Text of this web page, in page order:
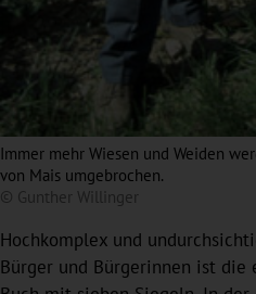
Immer mehr Wiesen und Weiden
von Mais umgebrochen.
© Gunther Willinger
Hochkomplex und
Bürger und Bürgerinnen ist die